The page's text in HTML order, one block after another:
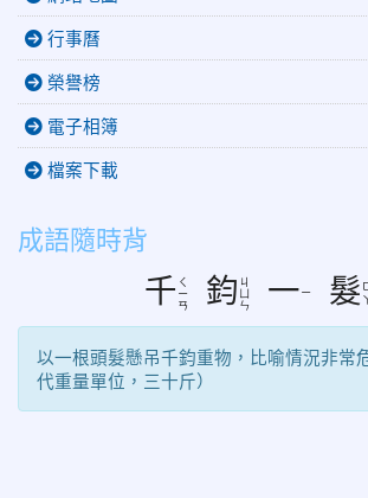
行事曆
榮譽榜
電子相簿
檔案下載
成語隨時背
千 ㄑ
ㄧ
ㄢ
鈞 ㄐ
ㄩ
ㄣ
一 ㄧ 髮
以一根頭髮懸吊千鈞重物，比喻情況非常
代重量單位，三十斤）